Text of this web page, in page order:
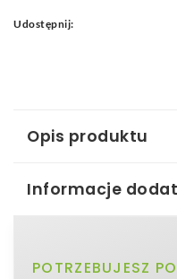
Udostępnij:
Opis produktu
WILEY. 3-częściowy
Informacje
Kolor srebrny
POTRZEBUJESZ